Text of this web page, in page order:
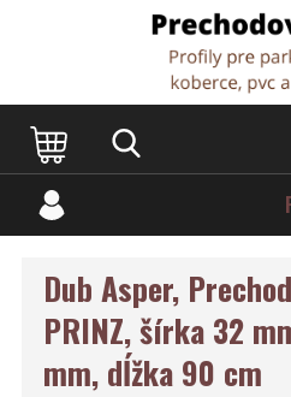
Dub Asper,
PRINZ, šírka 32
mm, dĺžka 90 cm
Dvere Podlahy